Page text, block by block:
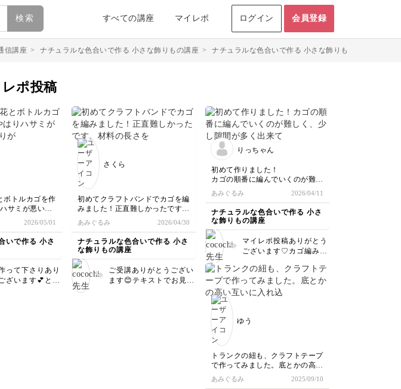
検索 すべての講座 マイレポ ログイン 会員登録
信講座 > ナチュラルな色合いで作る 小さな飾りもの講座 > ナチュラルな色合いで作る 小さな飾りもの講座のマイ
ポ投稿
ボトルカゴを作
サミが悪いの
ないです。（ハ
も段数がよく
そらく一段？！
ったら可愛く
らは持ち手をつ
いいですね。再
ます♪♪
2026/05/01
いで作る 小さ
って下さりあり
ざいます💕とて
さくら
初めてクラフトバンドでカゴを編
みました！正直難しかったです。
材料の長さを言葉ではなくテキス
トで見せてくださるとわかりやす
いと思いました。進みが早いの
で、要所では止まってアップで見
せてもらえると動画をいちいち戻
らなくてもよいので助かると思い
ます。あと基本的な事だったので
すが、ハサミ！！これは最重要だ
と思いました！クラフト専用を購
あみぐるみ 2026/04/30
ナチュラルな色合いで作る 小さ
な飾りもの講座
ご受講ありがとうござい
ます😊テキストでお見せ
りっちゃん
初めて作りました！
カゴの順番に編んでいくのが難し
く、少し隙間が多く出来てしまい
ました。
まだ材料が残ってるで、復習もか
ねて再チャレンジしたいです✨
あみぐるみ 2026/04/11
ナチュラルな色合いで作る 小さ
な飾りもの講座
マイレポ投稿ありがとう
ございます♡カゴ編み初
ですね😊 慣れるまでは
少し難しいですが、コツ
を掴むと楽しくなると思
いいです💕ぜひまた編ん
ゆう
トランクの紐も、クラフトテープ
で作ってみました。底とかの高い
互いに入れ込んでいくところが、
なかなか、均等に入れられず硬く
あみぐるみ 2025/09/10